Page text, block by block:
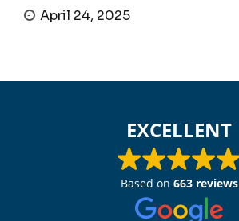
April 24, 2025
EXCELLENT
Based on 663 reviews